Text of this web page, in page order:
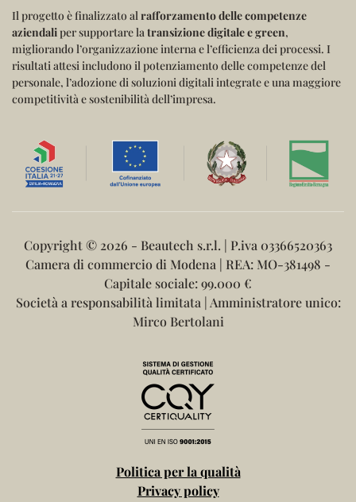
Il progetto è finalizzato alrafforzamento delle competenze
aziendaliper supportare latransizione digitale e green,
migliorando l’organizzazione interna e l’efficienza dei processi. I
risultati attesi includono il potenziamento delle competenze del
personale, l’adozione di soluzioni digitali integrate e una maggiore
competitività e sostenibilità dell’impresa.
Copyright © 2026 - Beautech s.r.l. | P.iva 03366520363
Camera di commercio di Modena | REA: MO-381498 -
Capitale sociale: 99.000 €
Società a responsabilità limitata | Amministratore unico:
Mirco Bertolani
Politica per la qualità
Privacy policy